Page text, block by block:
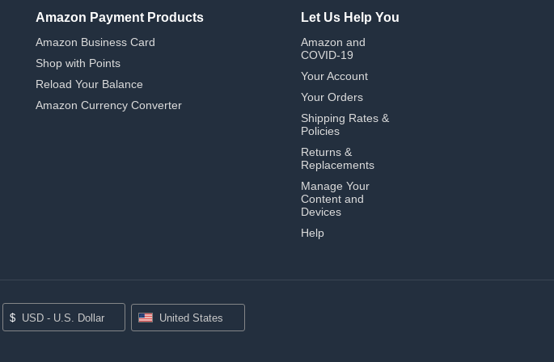
Amazon Payment Products
Amazon Business Card
Shop with Points
Reload Your Balance
Amazon Currency Converter
Let Us Help You
Amazon and
COVID-19
Your Account
Your Orders
Shipping Rates &
Policies
Returns &
Replacements
Manage Your
Content and
Devices
Help
$ USD - U.S. Dollar United States